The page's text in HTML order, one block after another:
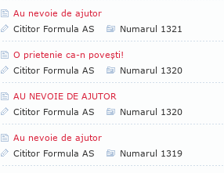
Au nevoie de ajutor
Cititor Formula AS
Numarul 1321
O prietenie ca-n poveşti!
Cititor Formula AS
Numarul 1320
AU NEVOIE DE AJUTOR
Cititor Formula AS
Numarul 1320
Au nevoie de ajutor
Cititor Formula AS
Numarul 1319